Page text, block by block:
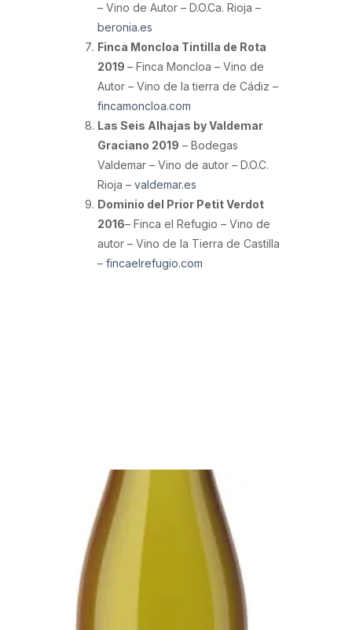
– Vino de Autor – D.O.Ca. Rioja –
beronia.es
Finca Moncloa Tintilla de Rota
2019 – Finca Moncloa – Vino de
Autor – Vino de la tierra de Cádiz –
fincamoncloa.com
Las Seis Alhajas by Valdemar
Graciano 2019 – Bodegas
Valdemar – Vino de autor – D.O.C.
Rioja – valdemar.es
Dominio del Prior Petit Verdot
2016– Finca el Refugio – Vino de
autor – Vino de la Tierra de Castilla
– fincaelrefugio.com